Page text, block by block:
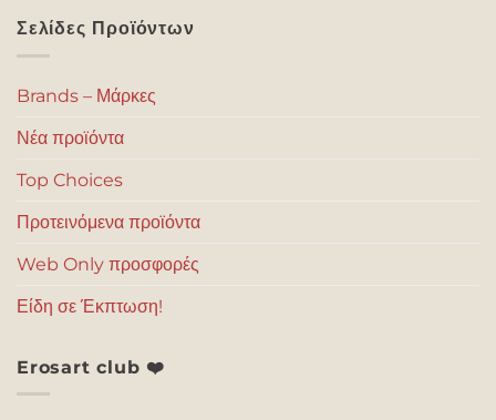
Σελίδες Προϊόντων
Brands – Μάρκες
Νέα προϊόντα
Top Choices
Προτεινόμενα προϊόντα
Web Only προσφορές
Είδη σε Έκπτωση!
Erosart club ❤️